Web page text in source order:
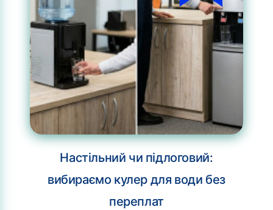
Настільний чи підлоговий:
вибираємо кулер для води без
переплат